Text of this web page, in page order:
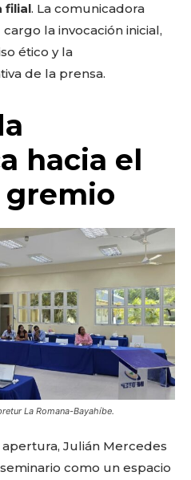
filial. La comunicadora
la invocación inicial,
ético y la
de la prensa.
hacia el
La Romana-Bayahíbe.
Julián Mercedes
como un espacio